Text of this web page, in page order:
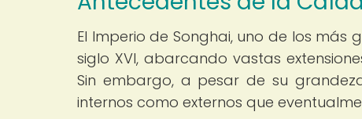
El Imperio de Songhai, uno de los
siglo XVI, abarcando vastas
Sin embargo, a pesar de su
internos como externos que